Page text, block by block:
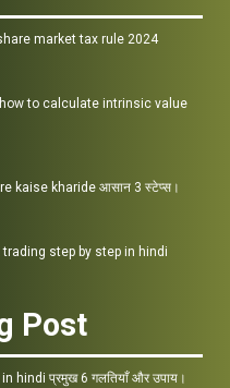
share market tax rule 2024
how to calculate intrinsic value
kaise kharide आसान 3 स्टेप्स।
trading step by step in hindi
Post
hindi प्रमुख 6 गलतियाँ और उपाय।